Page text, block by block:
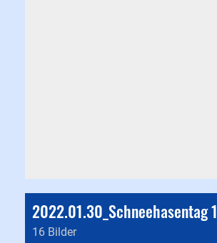
2022.01.30_Schneehasentag 1
16 Bilder